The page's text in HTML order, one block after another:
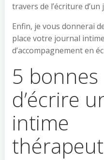
travers de l’écriture
Enfin, je vous donnerai
place votre journal
d’accompagnement en
5 bonnes
d’écrire
intime